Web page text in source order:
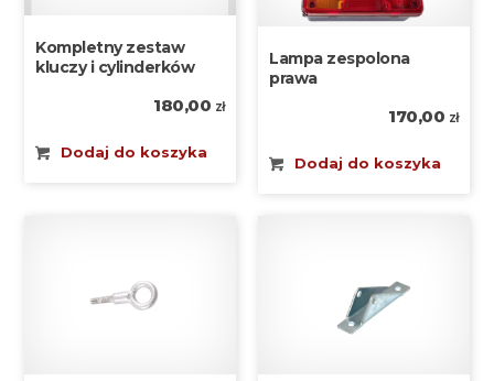
Kompletny zestaw
kluczy i cylinderków
180,00 zł
Dodaj do koszyka
Lampa zespolona
prawa
170,00 zł
Dodaj do koszyka